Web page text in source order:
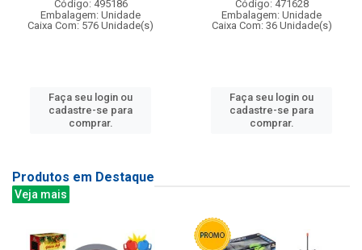
Código: 495186
Embalagem: Unidade
Caixa Com: 576 Unidade(s)
Faça seu login ou
cadastre-se para
comprar.
Código: 471628
Embalagem: Unidade
Caixa Com: 36 Unidade(s)
Faça seu login ou
cadastre-se para
comprar.
Produtos em Destaque
Veja mais